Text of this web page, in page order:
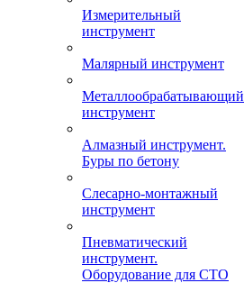
Измерительный
инструмент
Малярный инструмент
Металлообрабатывающий
инструмент
Алмазный инструмент.
Буры по бетону
Слесарно-монтажный
инструмент
Пневматический
инструмент.
Оборудование для СТО